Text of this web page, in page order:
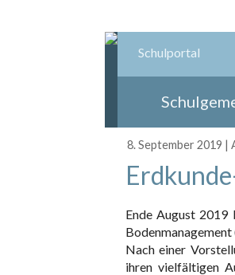
Schulportal
8. September 2019 |
Ende August 2019
Nach einer
ihren vielfältigen